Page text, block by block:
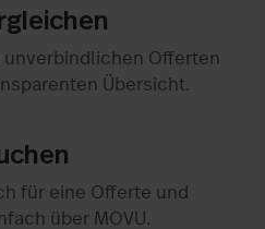
unverbindlichen Offerten
Übersicht.
für eine Offerte und
über MOVU.